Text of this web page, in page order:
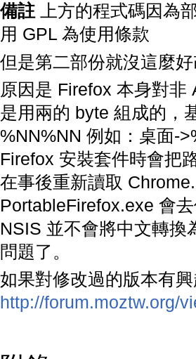
備註上方的程式碼因為
用 GPL 為使用條款
但是第二部份就沒這麼
原因是 Firefox 本身對
是用兩的 byte 組成的，
%NN%NN 例如：桌面-
Firefox 安裝套件時會把
在事後重新讀取
PortableFirefox.exe 會
NSIS 並不會將中文轉換
問題了。
如果對修改過的版本有
http://forum.moztw.org/